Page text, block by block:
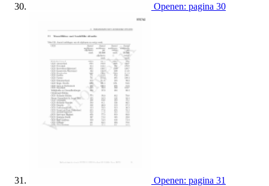
Openen: pagina 30
Openen: pagina 31